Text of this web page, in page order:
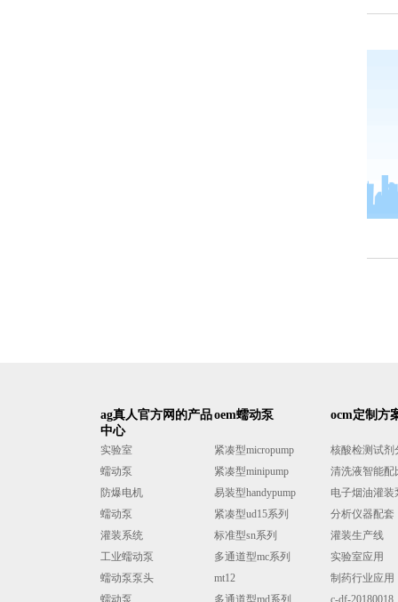
ag真人官方网的产品
中心
oem蠕动泵 ocm定制方
实验室
蠕动泵
防爆电机
蠕动泵
灌装系统
工业蠕动泵
蠕动泵泵头
蠕动泵
紧凑型micropump
紧凑型minipump
易装型handypump
紧凑型ud15系列
标准型sn系列
多通道型mc系列
mt12
多通道型md系列
核酸检测试剂
清洗液智能配
电子烟油灌装
分析仪器配套
灌装生产线
实验室应用
制药行业应用
c-df-20180018